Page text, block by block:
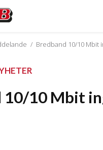
/ Bredband 10/10 Mbit
10/10 Mbit